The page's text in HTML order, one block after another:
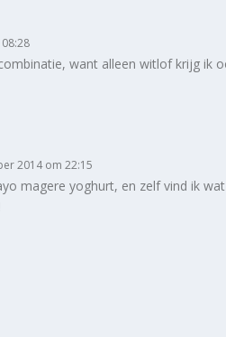
want alleen witlof krijg ik
2014 om 22:15
magere yoghurt, en zelf vind ik